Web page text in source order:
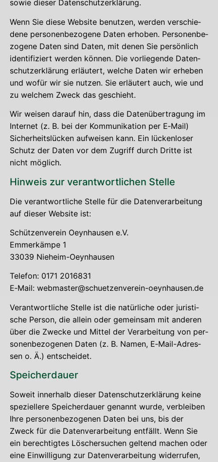
sowie die­ser Datenschutzerklärung.
Wenn Sie die­se Web­site benut­zen, wer­den ver­schie­
de­ne per­so­nen­be­zo­ge­ne Daten erho­ben. Per­so­nen­be­
zo­ge­ne Daten sind Daten, mit denen Sie per­sön­lich
iden­ti­fi­ziert wer­den kön­nen. Die vor­lie­gen­de Daten­
schutz­er­klä­rung erläu­tert, wel­che Daten wir erhe­ben
und wofür wir sie nut­zen. Sie erläu­tert auch, wie und
zu wel­chem Zweck das geschieht.
Wir wei­sen dar­auf hin, dass die Daten­über­tra­gung im
Inter­net (z. B. bei der Kom­mu­ni­ka­ti­on per E‑Mail)
Sicher­heits­lü­cken auf­wei­sen kann. Ein lücken­lo­ser
Schutz der Daten vor dem Zugriff durch Drit­te ist
nicht möglich.
Hin­weis zur ver­ant­wort­li­chen Stelle
Die ver­ant­wort­li­che Stel­le für die Daten­ver­ar­bei­tung
auf die­ser Web­site ist:
Schüt­zen­ver­ein Oeyn­hau­sen e.V.
Emmer­käm­pe 1
33039 Nieheim-Oeynhausen
Tele­fon: 0171 2016831
E‑Mail: webmaster@schuetzenverein-oeynhausen.de
Ver­ant­wort­li­che Stel­le ist die natür­li­che oder juris­ti­
sche Per­son, die allein oder gemein­sam mit ande­ren
über die Zwe­cke und Mit­tel der Ver­ar­bei­tung von per­
so­nen­be­zo­ge­nen Daten (z. B. Namen, E‑Mail-Adres­
sen o. Ä.) entscheidet.
Spei­cher­dau­er
Soweit inner­halb die­ser Daten­schutz­er­klä­rung kei­ne
spe­zi­el­le­re Spei­cher­dau­er genannt wur­de, ver­blei­ben
Ihre per­so­nen­be­zo­ge­nen Daten bei uns, bis der
Zweck für die Daten­ver­ar­bei­tung ent­fällt. Wenn Sie
ein berech­tig­tes Löscher­su­chen gel­tend machen oder
eine Ein­wil­li­gung zur Daten­ver­ar­bei­tung wider­ru­fen,